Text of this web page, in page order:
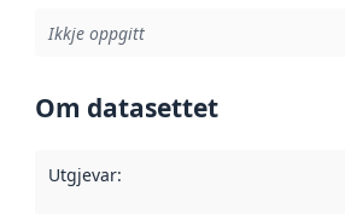
Ikkje oppgitt
Om datasettet
Utgjevar: